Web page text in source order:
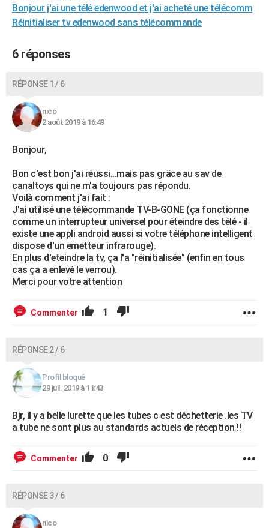
Bricolage
Lifestyle
Culture
Sport
Auto
Television
Voyage
Cinema
Bonjour j'ai une télé edenwood et j'ai acheté une télécomm
Réinitialiser tv edenwood sans télécommande
6 réponses
RÉPONSE 1 / 6
nico
2 août 2019 à 16:49
Bonjour,
Bon c'est bon j'ai réussi...mais pas grâce au sav de
canaltoys qui ne m'a toujours pas répondu.
Voilà comment j'ai fait :
J'ai utilisé une télécommande TV-B-GONE (ça fonctionne
comme un interrupteur universel pour éteindre des télé - il
existe une appli android aussi si votre téléphone intelligent
dispose d'un emetteur infrarouge).
En plus d'eteindre la tv, ça l'a "réinitialisée" (enfin en tous
cas ça a enlevé le verrou).
Merci pour votre attention
Commenter 1
RÉPONSE 2 / 6
Profil bloqué
29 juil. 2019 à 11:43
Bjr, il y a belle lurette que les tubes c est déchetterie .les TV
a tube ne sont plus au standards actuels de réception !!
Commenter 0
RÉPONSE 3 / 6
nico